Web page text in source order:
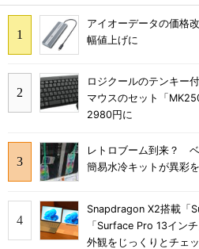
アイオーデータの価格
幅値上げに
ロジクールのテンキー
マウスのセット「
2980円に
レトロブーム到来？
簡易水冷キットが異彩
Snapdragon X2搭載「
「Surface Pro 13イン
外観をじっくりとチェ